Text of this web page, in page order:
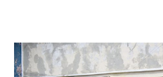
conoces ni la mitad de lo que
quienes ya han tenido relaciones